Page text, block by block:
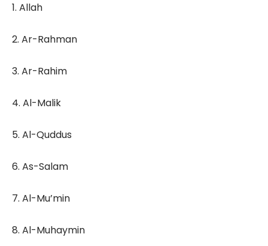
1. Allah
2. Ar-Rahman
3. Ar-Rahim
4. Al-Malik
5. Al-Quddus
6. As-Salam
7. Al-Mu’min
8. Al-Muhaymin